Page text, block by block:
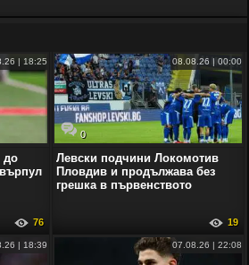
| 18:25
до
76
0
08.08.26 | 00:00
Левски подчини Локомотив
Пловдив и продължава без
грешка в първенството
19
| 18:39 07.08.26 | 22:08